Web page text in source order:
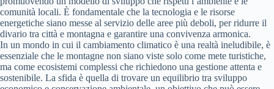
comunità locali. È fondamentale che la tecnologia e le risorse
energetiche siano messe al servizio delle aree più deboli, per ridurre il
divario tra città e montagna e garantire una convivenza armonica.
In un mondo in cui il cambiamento climatico è una realtà ineludibile, è
essenziale che le montagne non siano viste solo come mete turistiche,
ma come ecosistemi complessi che richiedono una gestione attenta e
sostenibile. La sfida è quella di trovare un equilibrio tra sviluppo